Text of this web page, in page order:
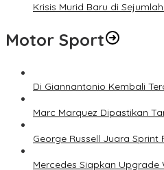
Krisis Murid Baru di
Motor Sport
Di Giannantonio Kembali
Marc Marquez Dipastikan
George Russell Juara Sprint
Mercedes Siapkan Upgrade